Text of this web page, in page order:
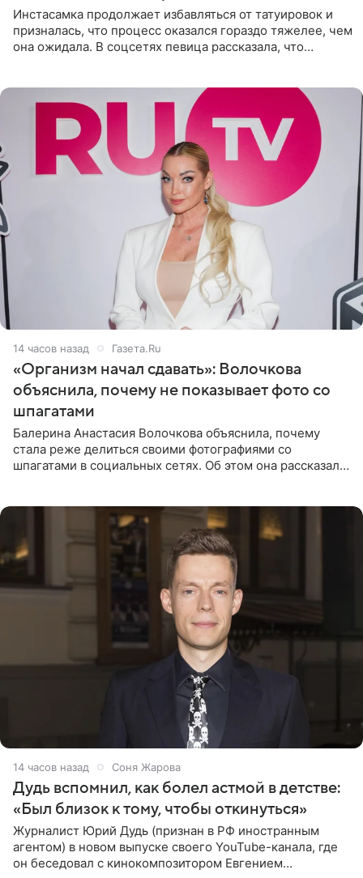
Инстасамка продолжает избавляться от татуировок и
призналась, что процесс оказался гораздо тяжелее, чем
она ожидала. В соцсетях певица рассказала, что
14 часов назад Газета.Ru
«Организм начал сдавать»: Волочкова
объяснила, почему не показывает фото со
шпагатами
Балерина Анастасия Волочкова объяснила, почему
стала реже делиться своими фотографиями со
шпагатами в социальных сетях. Об этом она рассказала
14 часов назад Соня Жарова
Дудь вспомнил, как болел астмой в детстве:
«Был близок к тому, чтобы откинуться»
Журналист Юрий Дудь (признан в РФ иностранным
агентом) в новом выпуске своего YouTube-канала, где
он беседовал с кинокомпозитором Евгением